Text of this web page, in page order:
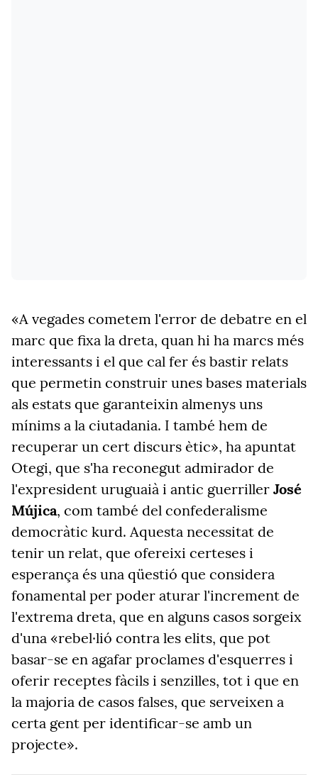
«A vegades cometem l'error de debatre en el
marc que fixa la dreta, quan hi ha marcs més
interessants i el que cal fer és bastir relats
que permetin construir unes bases materials
als estats que garanteixin almenys uns
mínims a la ciutadania. I també hem de
recuperar un cert discurs ètic», ha apuntat
Otegi, que s'ha reconegut admirador de
l'expresident uruguaià i antic guerriller José
Mújica, com també del confederalisme
democràtic kurd. Aquesta necessitat de
tenir un relat, que ofereixi certeses i
esperança és una qüestió que considera
fonamental per poder aturar l'increment de
l'extrema dreta, que en alguns casos sorgeix
d'una «rebel·lió contra les elits, que pot
basar-se en agafar proclames d'esquerres i
oferir receptes fàcils i senzilles, tot i que en
la majoria de casos falses, que serveixen a
certa gent per identificar-se amb un
projecte».